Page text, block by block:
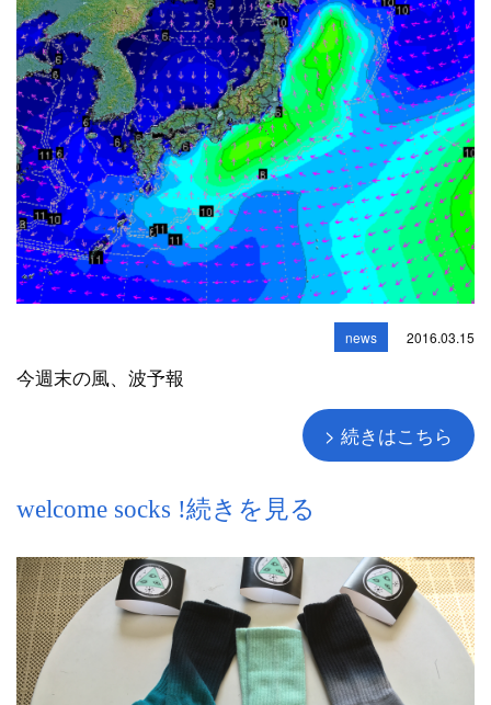
news 2016.03.15
今週末の風、波予報
> 続きはこちら
welcome socks !続きを見る